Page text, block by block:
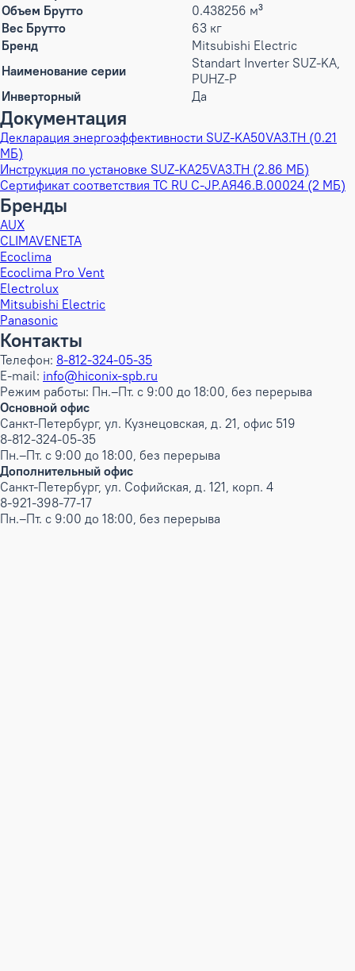
Объем Брутто
0.438256 м³
Вес Брутто
63 кг
Бренд
Mitsubishi Electric
Наименование серии
Standart Inverter SUZ-KA,
PUHZ-P
Инверторный
Да
Документация
Декларация энергоэффективности SUZ-KA50VA3.TH (0.21
МБ)
Инструкция по установке SUZ-KA25VA3.TH (2.86 МБ)
Сертификат соответствия TC RU C-JP.АЯ46.B.00024 (2 МБ)
Бренды
AUX
CLIMAVENETA
Ecoclima
Ecoclima Pro Vent
Electrolux
Mitsubishi Electric
Panasonic
Контакты
Телефон: 8-812-324-05-35
E-mail: info@hiconix-spb.ru
Режим работы: Пн.–Пт. с 9:00 до 18:00, без перерыва
Основной офис
Санкт-Петербург, ул. Кузнецовская, д. 21, офис 519
8-812-324-05-35
Пн.–Пт. с 9:00 до 18:00, без перерыва
Дополнительный офис
Санкт-Петербург, ул. Софийская, д. 121, корп. 4
8-921-398-77-17
Пн.–Пт. с 9:00 до 18:00, без перерыва